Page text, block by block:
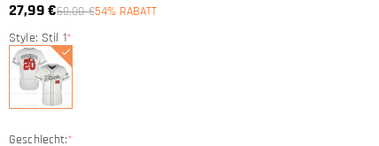
27,99 €60,00 €54% RABATT
Style: Stil 1*
Geschlecht:*